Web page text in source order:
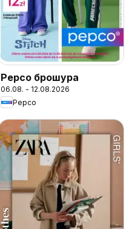
Pepco брошура
06.08. - 12.08.2026
Pepco